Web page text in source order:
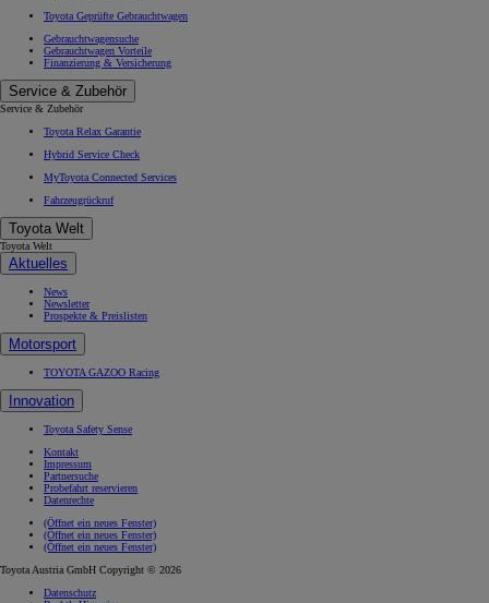
Toyota Geprüfte Gebrauchtwagen
Gebrauchtwagensuche
Gebrauchtwagen Vorteile
Finanzierung & Versicherung
Service & Zubehör
Service & Zubehör
Toyota Relax Garantie
Hybrid Service Check
MyToyota Connected Services
Fahrzeugrückruf
Toyota Welt
Toyota Welt
Aktuelles
News
Newsletter
Prospekte & Preislisten
Motorsport
TOYOTA GAZOO Racing
Innovation
Toyota Safety Sense
Kontakt
Impressum
Partnersuche
Probefahrt reservieren
Datenrechte
(Öffnet ein neues Fenster)
(Öffnet ein neues Fenster)
(Öffnet ein neues Fenster)
Toyota Austria GmbH Copyright © 2026
Datenschutz